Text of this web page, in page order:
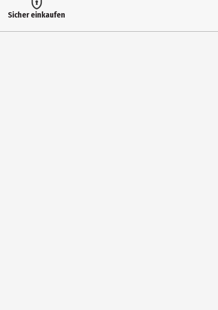
Altersempfehlung bis
Sicher einkaufen